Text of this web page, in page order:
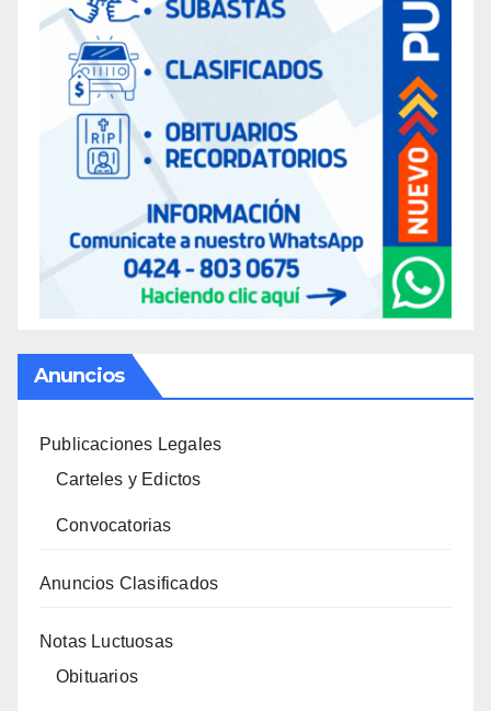
Anuncios
Publicaciones Legales
Carteles y Edictos
Convocatorias
Anuncios Clasificados
Notas Luctuosas
Obituarios